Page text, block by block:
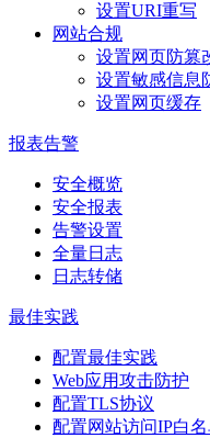
设置URI重写
网站合规
设置网页防篡
设置敏感信息
设置网页缓存
报表告警
安全概览
安全报表
告警设置
全量日志
日志转储
最佳实践
配置最佳实践
Web应用攻击防护
配置TLS协议
配置网站访问IP白